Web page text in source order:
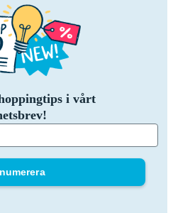
i vårt